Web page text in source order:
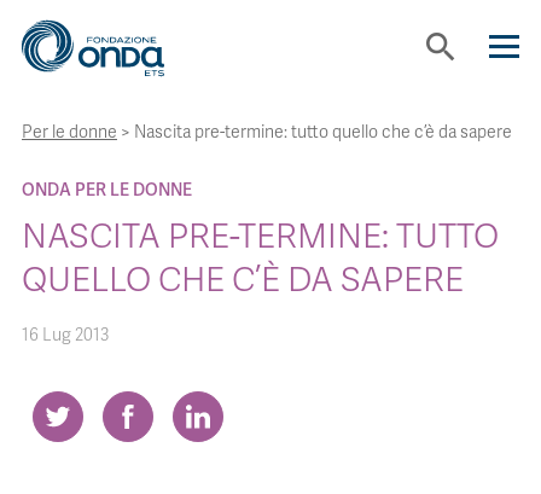
search
CHI SIAMO
CON CHI LAVORIAMO
STRUMENTI
Per le donne > Nascita pre-termine: tutto quello che c’è da sapere
ONDA PER LE DONNE
NASCITA PRE-TERMINE: TUTTO
QUELLO CHE C’È DA SAPERE
16 Lug 2013